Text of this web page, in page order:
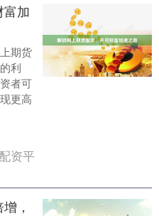
加
期货
利
者可
更高
资平
，